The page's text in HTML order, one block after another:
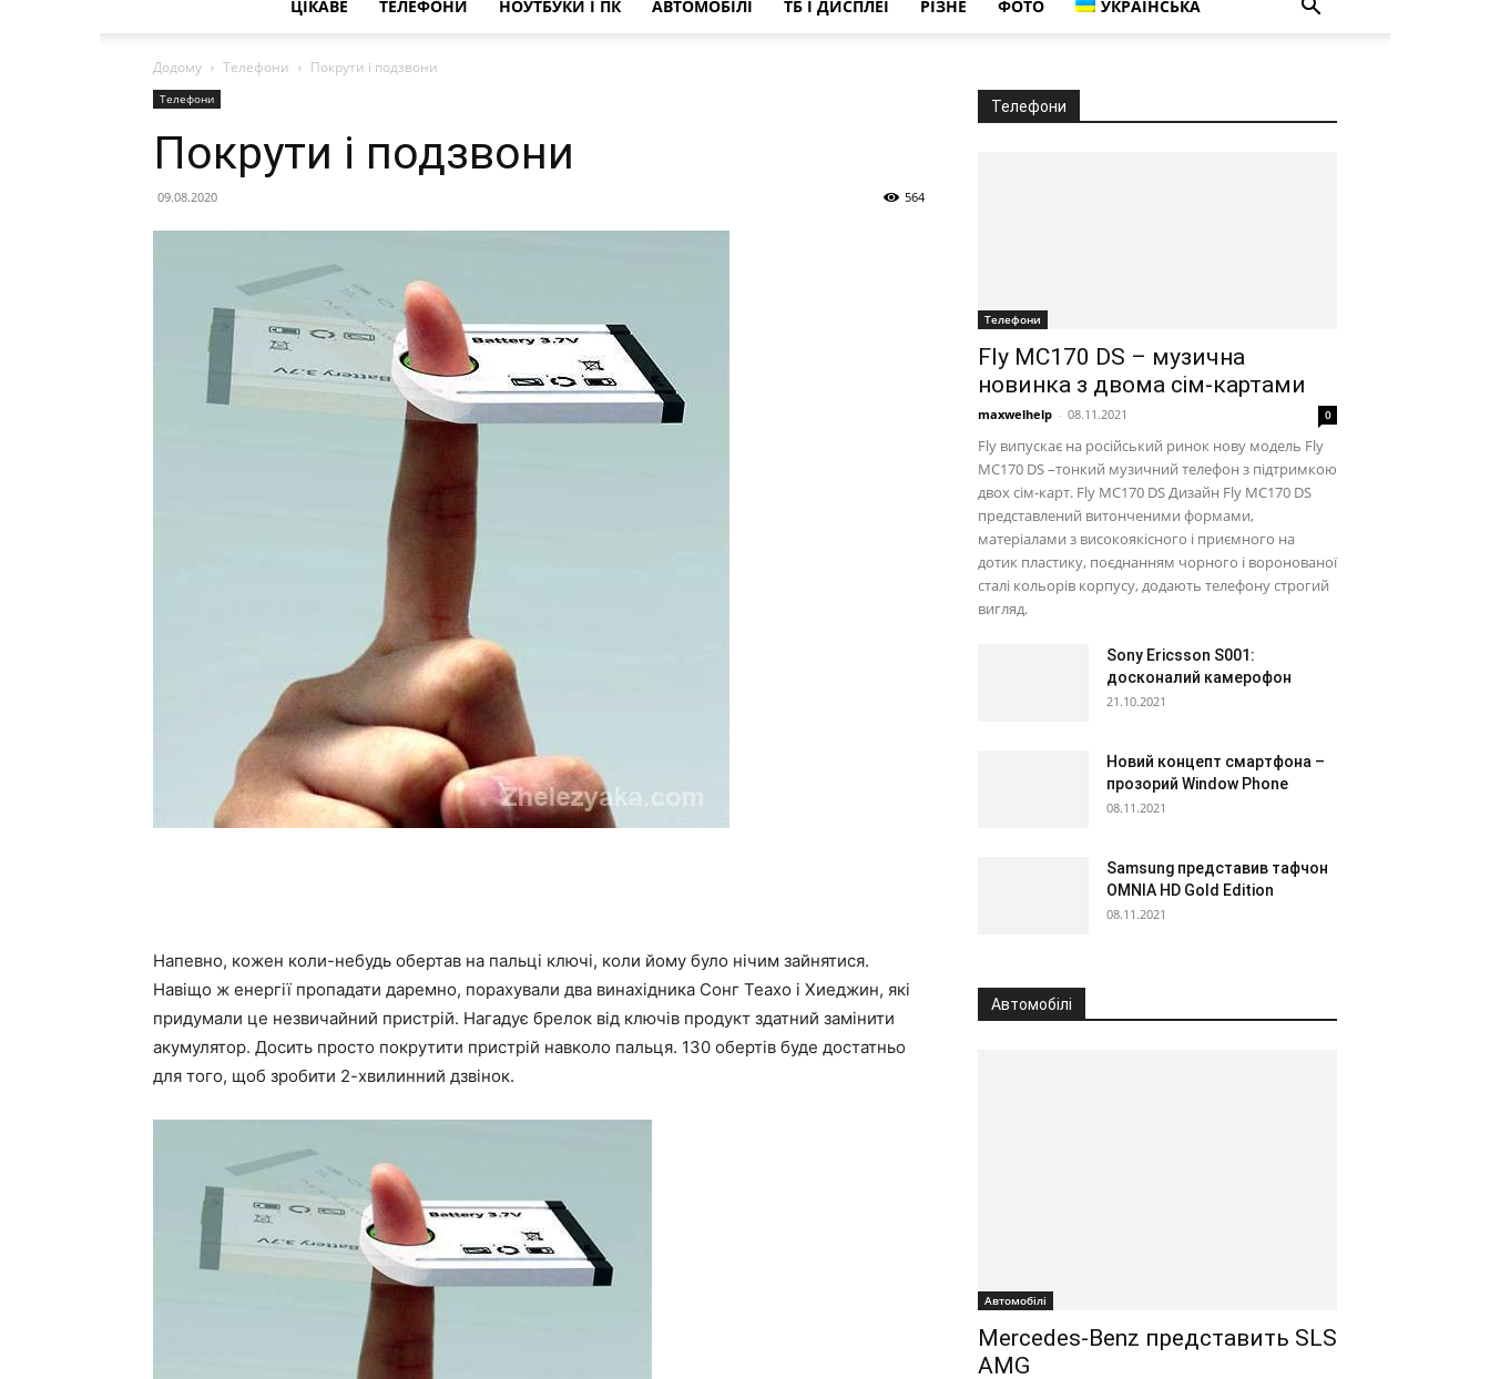
ЦІКАВЕ ТЕЛЕФОНИ НОУТБУКИ І ПК АВТОМОБІЛІ ТБ І ДИСПЛЕЇ РІЗНЕ ФОТО УКРАЇНСЬКА
Додому Телефони Покрути і подзвони
Телефони
Покрути і подзвони
09.08.2020 564
Напевно, кожен коли-небудь обертав на пальці ключі, коли йому було нічим зайнятися.
Навіщо ж енергії пропадати даремно, порахували два винахідника Сонг Теахо і Хиеджин, які
придумали це незвичайний пристрій. Нагадує брелок від ключів продукт здатний замінити
акумулятор. Досить просто покрутити пристрій навколо пальця. 130 обертів буде достатньо
для того, щоб зробити 2-хвилинний дзвінок.
Телефони
Телефони
Fly MC170 DS – музична
новинка з двома сім-картами
maxwelhelp - 08.11.2021 0
Fly випускає на російський ринок нову модель Fly
MC170 DS –тонкий музичний телефон з підтримкою
двох сім-карт. Fly MC170 DS Дизайн Fly MC170 DS
представлений витонченими формами,
матеріалами з високоякісного і приємного на
дотик пластику, поєднанням чорного і воронованої
сталі кольорів корпусу, додають телефону строгий
вигляд.
Sony Ericsson S001:
досконалий камерофон
21.10.2021
Новий концепт смартфона –
прозорий Window Phone
08.11.2021
Samsung представив тафчон
OMNIA HD Gold Edition
08.11.2021
Автомобілі
Автомобілі
Mercedes-Benz представить SLS
AMG